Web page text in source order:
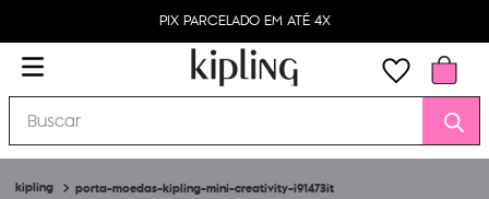
PIX PARCELADO EM ATÉ 4X
Buscar
porta-moedas-kipling-mini-creativity-i91473it